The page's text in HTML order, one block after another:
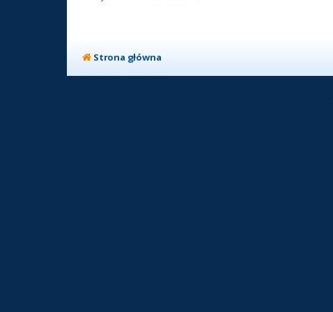
Strona główna